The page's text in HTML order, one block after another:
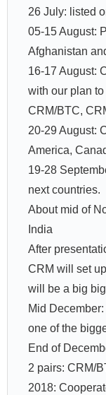
26 July: listed
05-15 August:
Afghanistan
16-17 August:
with our plan
CRM/BTC,
20-29 August:
America,
19-28
next countries.
About mid of
India
After
CRM will set
will be a big
Mid
one of the
End of
2 pairs: CRM/
2018: